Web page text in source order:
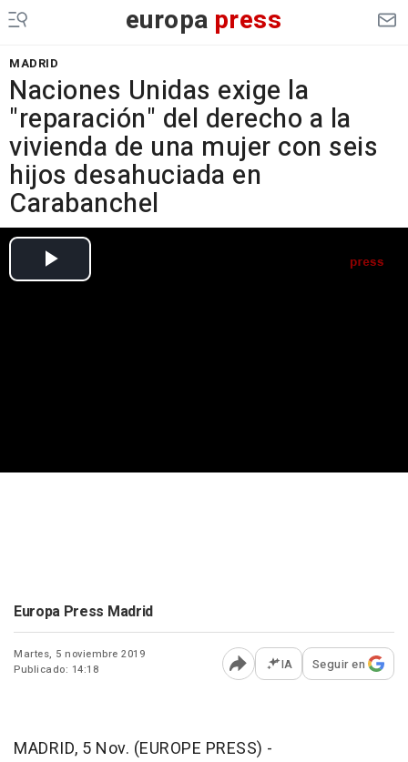
europa press
MADRID
Naciones Unidas exige la
"reparación" del derecho a la
vivienda de una mujer con seis
hijos desahuciada en
Carabanchel
Europa Press Madrid
Martes, 5 noviembre 2019
Publicado: 14:18
Abrir opciones para
IA Seguir en
MADRID, 5 Nov. (EUROPE PRESS) -